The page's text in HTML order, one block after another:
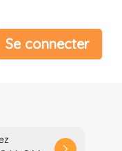
Se connecter